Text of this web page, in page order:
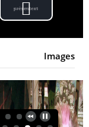
Play
Images